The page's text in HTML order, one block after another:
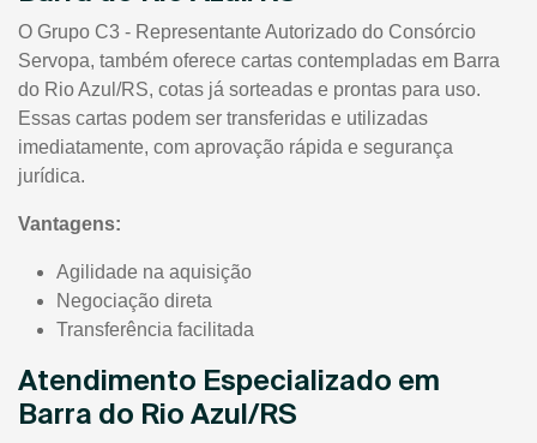
O Grupo C3 - Representante Autorizado do Consórcio
Servopa, também oferece cartas contempladas em Barra
do Rio Azul/RS, cotas já sorteadas e prontas para uso.
Essas cartas podem ser transferidas e utilizadas
imediatamente, com aprovação rápida e segurança
jurídica.
Vantagens:
Agilidade na aquisição
Negociação direta
Transferência facilitada
Atendimento Especializado em
Barra do Rio Azul/RS